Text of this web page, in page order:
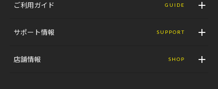
ご利用ガイド GUIDE
サポート情報 SUPPORT
店舗情報 SHOP